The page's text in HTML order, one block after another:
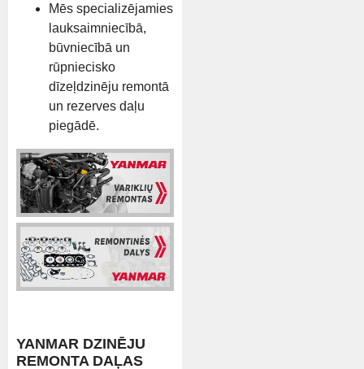
Mēs specializējamies
lauksaimniecībā,
būvniecībā un
rūpniecisko
dīzeļdzinēju remontā
un rezerves daļu
piegādē.
YANMAR DZINĒJU
REMONTA DAĻAS